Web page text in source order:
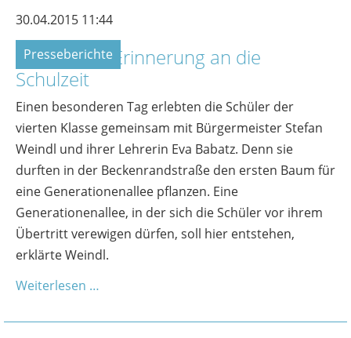
30.04.2015 11:44
Presseberichte
Baumallee: Erinnerung an die
Schulzeit
Einen besonderen Tag erlebten die Schüler der
vierten Klasse gemeinsam mit Bürgermeister Stefan
Weindl und ihrer Lehrerin Eva Babatz. Denn sie
durften in der Beckenrandstraße den ersten Baum für
eine Generationenallee pflanzen. Eine
Generationenallee, in der sich die Schüler vor ihrem
Übertritt verewigen dürfen, soll hier entstehen,
erklärte Weindl.
Weiterlesen …